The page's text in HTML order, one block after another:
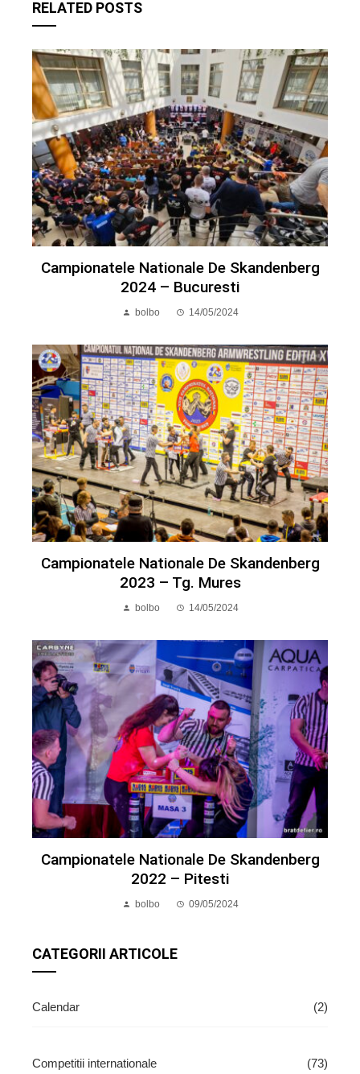
RELATED POSTS
Campionatele Nationale De Skandenberg
2024 – Bucuresti
bolbo 14/05/2024
Campionatele Nationale De Skandenberg
2023 – Tg. Mures
bolbo 14/05/2024
Campionatele Nationale De Skandenberg
2022 – Pitesti
bolbo 09/05/2024
CATEGORII ARTICOLE
Calendar (2)
Competitii internationale (73)